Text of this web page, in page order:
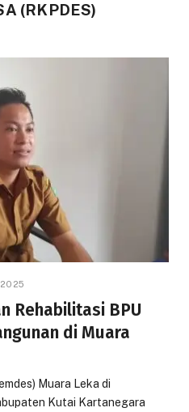
(RKPDES)
Rehabilitasi BPU
di Muara
Muara Leka di
Kutai Kartanegara